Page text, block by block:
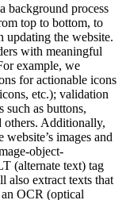
background process
top to bottom, to
updating the website.
with meaningful
example, we
for actionable icons
etc.); validation
such as buttons,
others. Additionally,
images and
object-
(alternate text) tag
also extract texts that
OCR (optical